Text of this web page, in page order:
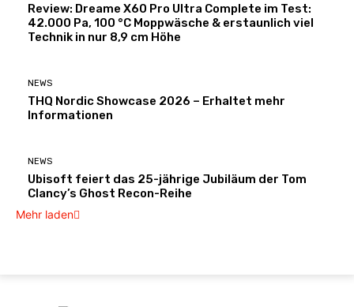
Review: Dreame X60 Pro Ultra Complete im Test:
42.000 Pa, 100 °C Moppwäsche & erstaunlich viel
Technik in nur 8,9 cm Höhe
NEWS
THQ Nordic Showcase 2026 – Erhaltet mehr
Informationen
NEWS
Ubisoft feiert das 25-jährige Jubiläum der Tom
Clancy’s Ghost Recon-Reihe
Mehr laden